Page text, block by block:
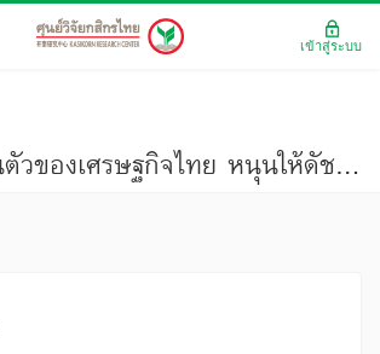
ทิศทางการฟื้นตัวของเศรษฐกิจไทย หนุนให้ดัชนี KR-ECI เดือน ม.ค. 66 ปรับตัวดีขึ้น...โดยครัวเรือนมีมุมมองที่ดีขึ้นในด้าน รายได้และการจ้างงาน
เข้าสู่ระบบ